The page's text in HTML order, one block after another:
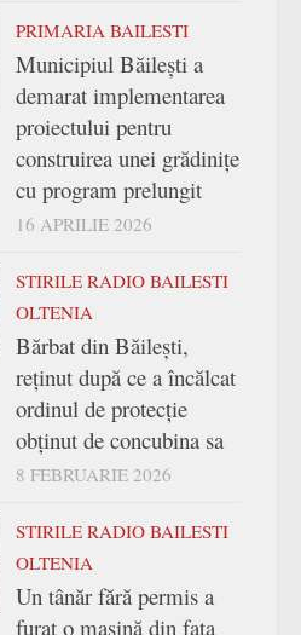
PRIMARIA BAILESTI
Municipiul Băilești a
demarat implementarea
proiectului pentru
construirea unei grădinițe
cu program prelungit
16 APRILIE 2026
STIRILE RADIO BAILESTI
OLTENIA
Bărbat din Băilești,
reținut după ce a încălcat
ordinul de protecție
obținut de concubina sa
8 FEBRUARIE 2026
STIRILE RADIO BAILESTI
OLTENIA
Un tânăr fără permis a
furat o mașină din fața